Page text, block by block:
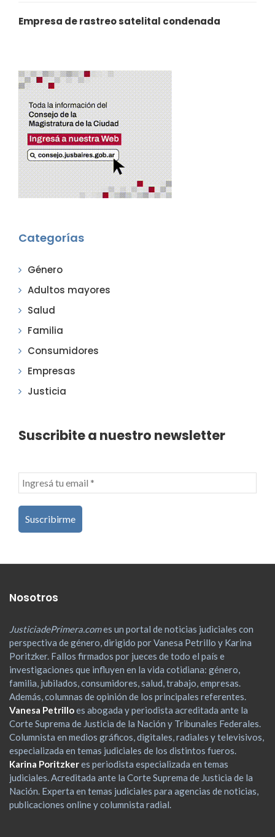
Empresa de rastreo satelital condenada
Categorías
Género
Adultos mayores
Salud
Familia
Consumidores
Empresas
Justicia
Suscribite a nuestro newsletter
Nosotros
JusticiadePrimera.comes un portal de noticias judiciales con
perspectiva de género, dirigido por Vanesa Petrillo y Karina
Poritzker. Fallos firmados por jueces de todo el país e
investigaciones que influyen en la vida cotidiana: género,
familia, jubilados, consumidores, salud, trabajo, empresas.
Además, columnas de opinión de los principales referentes.
Vanesa Petrilloes abogada y periodista acreditada ante la
Corte Suprema de Justicia de la Nación y Tribunales Federales.
Columnista en medios gráficos, digitales, radiales y televisivos,
especializada en temas judiciales de los distintos fueros.
Karina Poritzkeres periodista especializada en temas
judiciales. Acreditada ante la Corte Suprema de Justicia de la
Nación. Experta en temas judiciales para agencias de noticias,
publicaciones online y columnista radial.